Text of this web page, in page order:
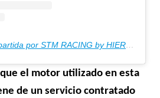
Una publicación compartida por STM RACING by HIERROMEC (@stmracingbyhierromec)
el motor utilizado en esta
de un servicio contratado